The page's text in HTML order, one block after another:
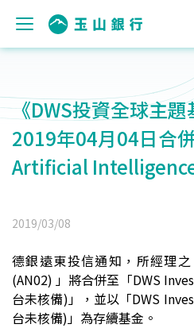
《DWS投資全球主
2019年04月04日合
Artificial
2019/03/08
德銀遠東投信通知，所經理之
(AN02)」將合併至「DWS
台未核備)」，並以「DWS
台未核備)」為存續基金。